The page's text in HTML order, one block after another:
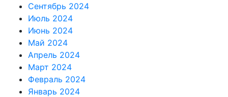
Сентябрь 2024
Июль 2024
Июнь 2024
Май 2024
Апрель 2024
Март 2024
Февраль 2024
Январь 2024